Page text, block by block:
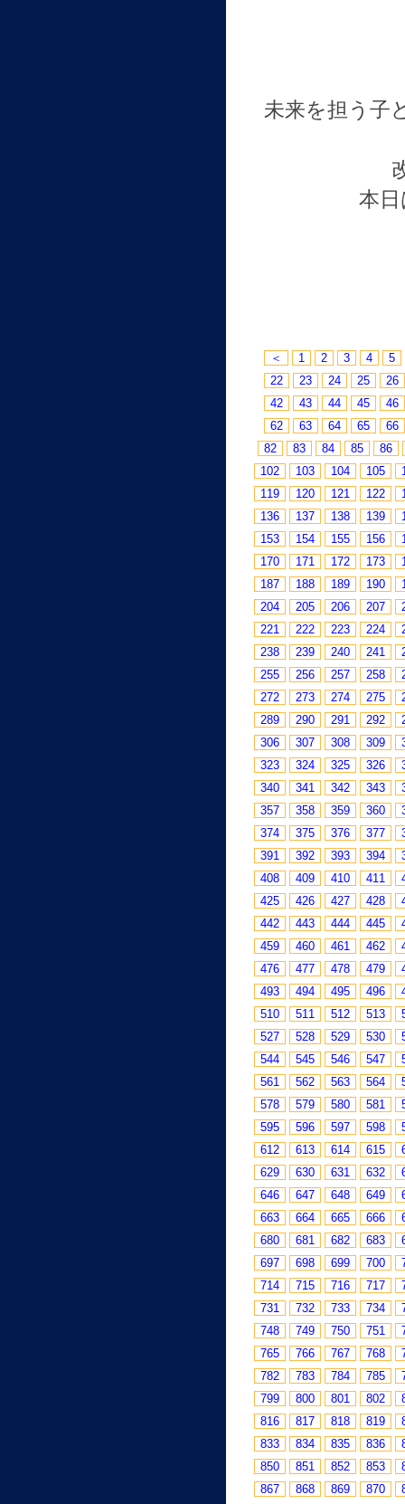
未来を担う子
本
＜ 1 2 3 4
5
22
23 24 25
26
42
43 44 45
46
62
63 64 65
66
82
83 84 85
86
102
103 104 105
119
120 121 122
136
137 138 139
153
154 155 156
170
171 172 173
187
188 189 190
204
205 206 207
221
222 223 224
238
239 240 241
255
256 257 258
272
273 274 275
289
290 291 292
306
307 308 309
323
324 325 326
340
341 342 343
357
358 359 360
374
375 376 377
391
392 393 394
408
409 410 411
425
426 427 428
442
443 444 445
459
460 461 462
476
477 478 479
493
494 495 496
510
511 512 513
527
528 529 530
544
545 546 547
561
562 563 564
578
579 580 581
595
596 597 598
612
613 614 615
629
630 631 632
646
647 648 649
663
664 665 666
680
681 682 683
697
698 699 700
714
715 716 717
731
732 733 734
748
749 750 751
765
766 767 768
782
783 784 785
799
800 801 802
816
817 818 819
833
834 835 836
850
851 852 853
867
868 869 870